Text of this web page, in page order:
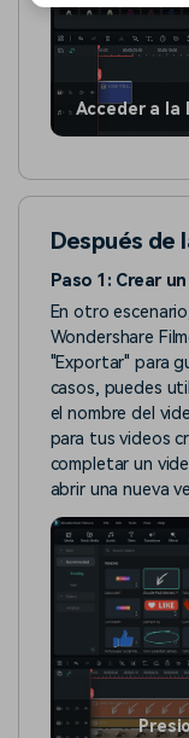
Acceder a la
Después de
Paso 1: Crear
En otro
Wondershare
"Exportar" para
casos, puedes
el nombre del
para tus videos
completar un
abrir una nueva